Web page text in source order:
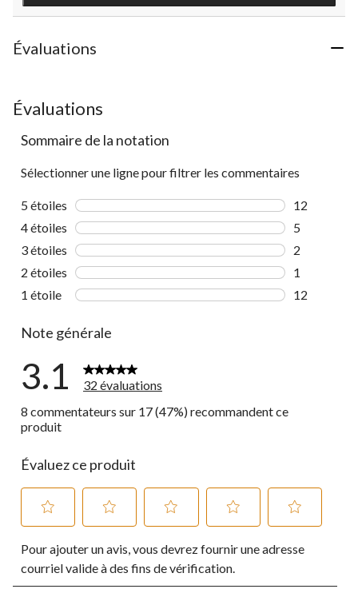
Évaluations
Évaluations
Sommaire de la notation
Sélectionner une ligne pour filtrer les commentaires
5 étoiles étoiles
12
12
4 étoiles étoiles
5
5
3 étoiles étoiles
2
2
2 étoiles étoiles
1
1
1 étoile étoiles
12
Note générale
3.1
32 évaluations
8 commentateurs sur 17 (47%) recommandent ce
produit
Évaluez ce produit
pour
évaluer
pour
évaluer
pour
évaluer
pour
évaluer
pour
Pour ajouter un avis, vous devrez fournir une adresse
courriel valide à des fins de vérification.